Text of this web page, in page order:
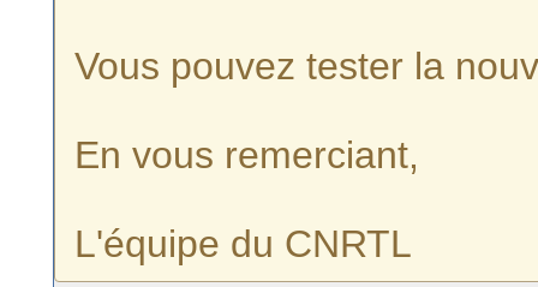
Vous pouvez tester la
En vous remerciant,
L'équipe du CNRTL